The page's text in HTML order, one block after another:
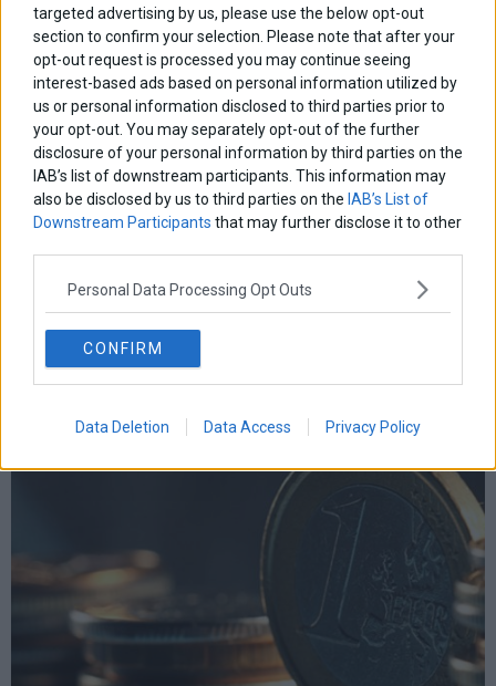
targeted advertising by us, please use the below opt-out
section to confirm your selection. Please note that after your
opt-out request is processed you may continue seeing
interest-based ads based on personal information utilized by
us or personal information disclosed to third parties prior to
your opt-out. You may separately opt-out of the further
disclosure of your personal information by third parties on the
IAB’s list of downstream participants. This information may
also be disclosed by us to third parties on the IAB’s List of
Downstream Participants that may further disclose it to other
Personal Data Processing Opt Outs
CONFIRM
Data Deletion Data Access Privacy Policy
ΕΤΙΚΕΤΕΣ
eurobank marketnewsnikkeiwallΑγορεςΗΠΑ Ιταλια
Χρηματιστηριο Αθηνων αεπ αθλητικα αναπτυξη βουλη γερμανια
διαπραγματευση δντ εκλογες εκτ ελλαδα εμπορευματα
επικαιροτητα επιχειρησεις ευρω ευρωζωνη ευρωπαικα
χρηματιστηρια ευρωπη ηπακορωνοιοςκοσμος κρουσματα
κυριακος μητσοτακης μεταρρυθμισεις μετρα μητσοτακηςνδ
οικονομιαομολογα πετρελαιο πληθωρισμος
συριζατουρκια τραπεζες
LATEST FROM BLOG